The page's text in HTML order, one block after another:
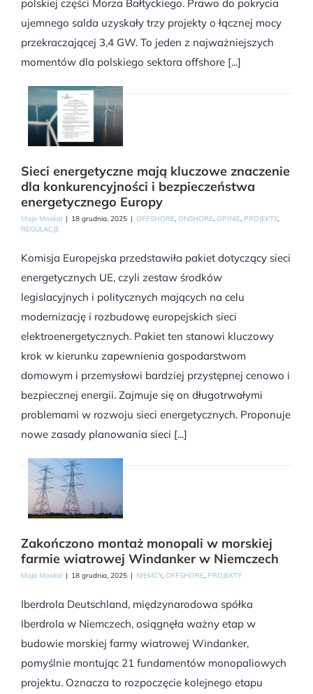
polskiej części Morza Bałtyckiego. Prawo do pokrycia
ujemnego salda uzyskały trzy projekty o łącznej mocy
przekraczającej 3,4 GW. To jeden z najważniejszych
momentów dla polskiego sektora offshore [...]
Sieci energetyczne mają kluczowe znaczenie
dla konkurencyjności i bezpieczeństwa
energetycznego Europy
Maja Moskal | 18 grudnia, 2025 | OFFSHORE, ONSHORE, OPINIE, PROJEKTY,
REGULACJE
Komisja Europejska przedstawiła pakiet dotyczący sieci
energetycznych UE, czyli zestaw środków
legislacyjnych i politycznych mających na celu
modernizację i rozbudowę europejskich sieci
elektroenergetycznych. Pakiet ten stanowi kluczowy
krok w kierunku zapewnienia gospodarstwom
domowym i przemysłowi bardziej przystępnej cenowo i
bezpiecznej energii. Zajmuje się on długotrwałymi
problemami w rozwoju sieci energetycznych. Proponuje
nowe zasady planowania sieci [...]
Zakończono montaż monopali w morskiej
farmie wiatrowej Windanker w Niemczech
Maja Moskal | 18 grudnia, 2025 | NIEMCY, OFFSHORE, PROJEKTY
Iberdrola Deutschland, międzynarodowa spółka
Iberdrola w Niemczech, osiągnęła ważny etap w
budowie morskiej farmy wiatrowej Windanker,
pomyślnie montując 21 fundamentów monopaliowych
projektu. Oznacza to rozpoczęcie kolejnego etapu